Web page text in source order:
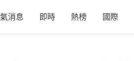
消息 即時 熱榜 國際